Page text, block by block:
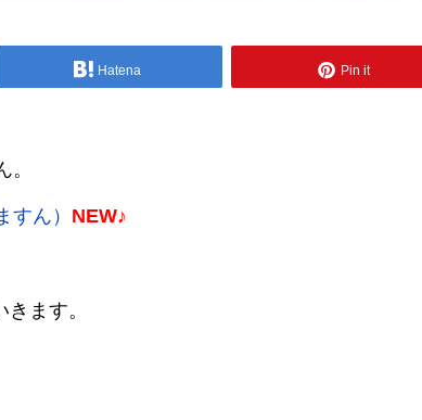
Hatena Pin it
ん） NEW♪
ます。